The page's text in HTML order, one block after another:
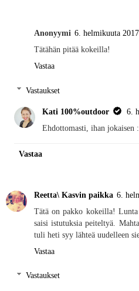
Anonyymi 6. helmikuuta
Tätähän pitää kokeilla!
Vastaa
Vastaukset
Kati 100%outdoor
6.
Ehdottomasti, ihan jokaisen
Vastaa
Reetta\ Kasvin paikka 6.
Tätä on pakko kokeilla!
saisi istutuksia peiteltyä.
tuli heti syy lähteä uudelleen
Vastaa
Vastaukset